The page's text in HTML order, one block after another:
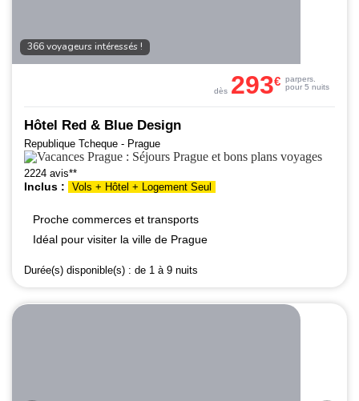
366 voyageurs intéressés !
Hôtel Red & Blue Design
Republique Tcheque - Prague
2224 avis**
Inclus : Vols + Hôtel + Logement Seul
Proche commerces et transports
Idéal pour visiter la ville de Prague
Durée(s) disponible(s) : de 1 à 9 nuits
dès 293€ parpers.
pour 5 nuits